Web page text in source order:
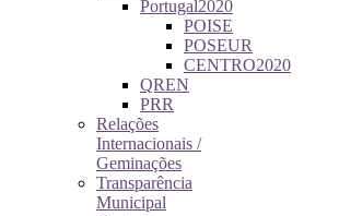
Portugal2020
POISE
POSEUR
CENTRO2020
QREN
PRR
Relações
Internacionais /
Geminações
Transparência
Municipal